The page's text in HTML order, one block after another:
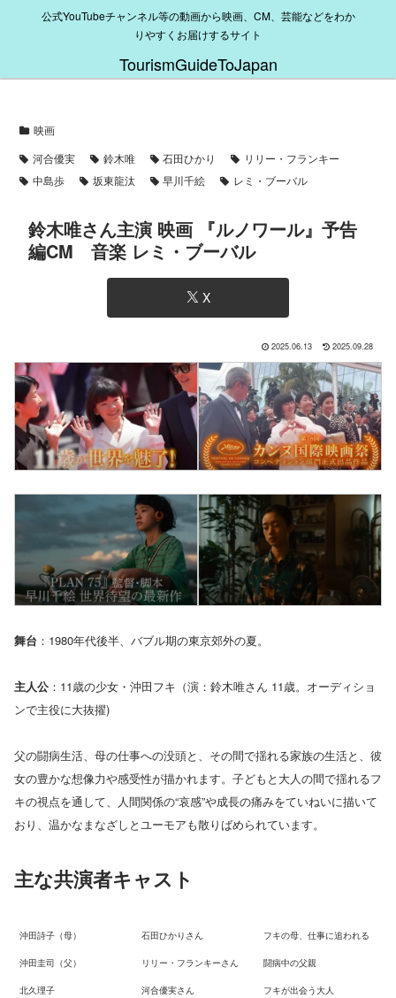
公式YouTubeチャンネル等の動画から映画、CM、芸能などをわか
りやすくお届けするサイト
TourismGuideToJapan
映画
河合優実
鈴木唯 石田ひかり
リリー・フランキー
中島歩
坂東龍汰 早川千絵 レミ・ブーバル
鈴木唯さん主演 映画 『ルノワール』予告
編CM 音楽 レミ・ブーバル
X
2025.06.13 2025.09.28
舞台 ：1980年代後半、バブル期の東京郊外の夏。
主人公 ：11歳の少女・沖田フキ（演：鈴木唯さん 11歳。オーディショ
ンで主役に大抜擢)
父の闘病生活、母の仕事への没頭と、その間で揺れる家族の生活と、彼
女の豊かな想像力や感受性が描かれます。子どもと大人の間で揺れるフ
キの視点を通して、人間関係の“哀感”や成長の痛みをていねいに描いて
おり、温かなまなざしとユーモアも散りばめられています。
主な共演者キャスト
沖田詩子（母） 石田ひかりさん フキの母、仕事に追われる
沖田圭司（父） リリー・フランキーさん 闘病中の父親
北久理子 河合優実さん フキが出会う大人